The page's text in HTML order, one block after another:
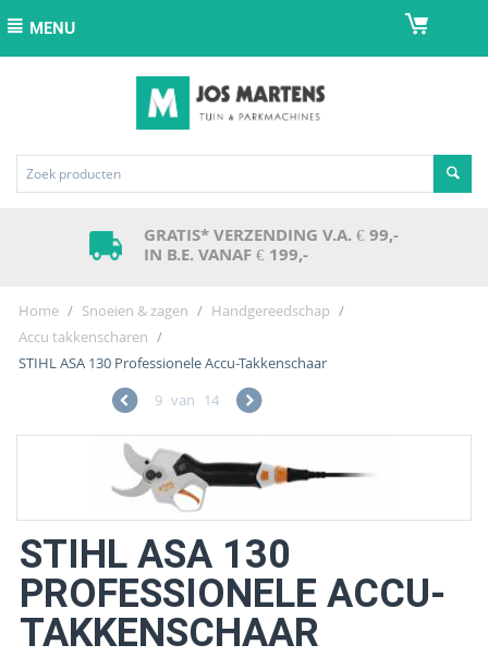
MENU
GRATIS* VERZENDING V.A. € 99,-
IN B.E. VANAF € 199,-
Home / Snoeien & zagen / Handgereedschap /
Accu takkenscharen /
STIHL ASA 130 Professionele Accu-Takkenschaar
9 van 14
STIHL ASA 130
PROFESSIONELE ACCU-
TAKKENSCHAAR